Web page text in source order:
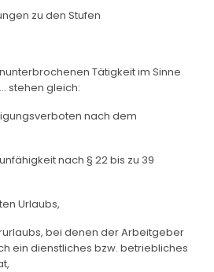
zu den Stufen
Tätigkeit im Sinne
stehen gleich:
nach dem
nach § 22 bis zu 39
Urlaubs,
bei denen der Arbeitgeber
ein dienstliches bzw. betriebliches